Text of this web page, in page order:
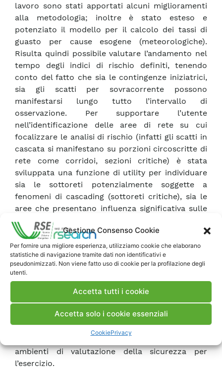
Gestione Consenso Cookie
Per fornire una migliore esperienza, utilizziamo cookie che elaborano
statistiche di navigazione tramite dati non identificativi e
pseudonimizzati. Non viene fatto uso di cookie per la profilazione degli
utenti.
Accetta tutti i cookie
Accetta solo i cookie essenziali
CookiePrivacy
lavoro sono stati apportati alcuni miglioramenti
alla metodologia; inoltre è stato esteso e
potenziato il modello per il calcolo dei tassi di
guasto per cause esogene (meteorologiche).
Risulta quindi possibile valutare l’andamento nel
tempo degli indici di rischio definiti, tenendo
conto del fatto che sia le contingenze iniziatrici,
sia gli scatti per sovracorrente possono
manifestarsi lungo tutto l’intervallo di
osservazione. Per supportare l’utente
nell’identificazione delle aree di rete su cui
focalizzare le analisi di rischio (infatti gli scatti in
cascata si manifestano su porzioni circoscritte di
rete come corridoi, sezioni critiche) è stata
sviluppata una funzione di utility per individuare
sia le sottoreti potenzialmente soggette a
fenomeni di cascading (sottoreti critiche), sia le
aree che presentano influenza significativa sulle
sottoreti critiche in quanto sede di contingenze
iniziatrici (sottoreti rilevanti). Applicando la
metodologia a diverse sottoreti critiche, il
prototipo sviluppato è in grado di fornire la
distribuzione di probabilità di scatto di un certo
numero di collegamenti, generici o specifici, di
una sottorete critica. Infine è proposta una
struttura dati per i modelli probabilistici delle
contingenze, come estensione del CIM (Common
Information Model), in vista di un possibile futuro
ambienti di valutazione della sicurezza per
l’esercizio.